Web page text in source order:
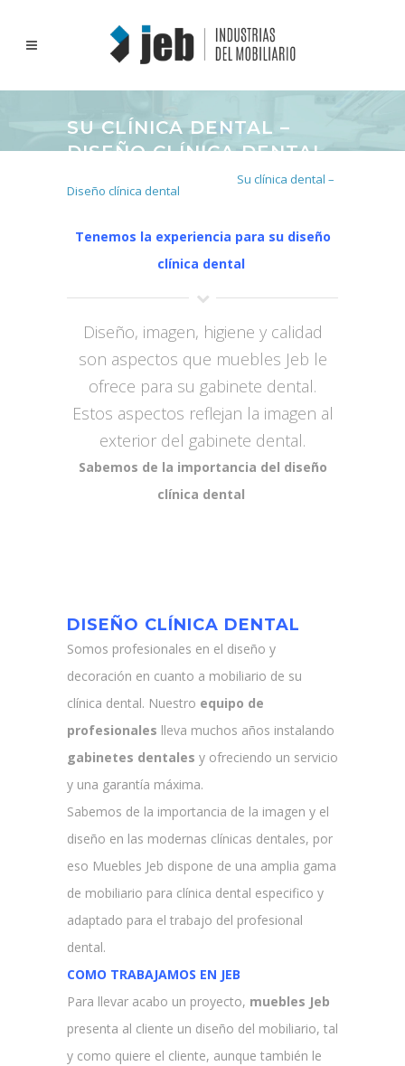
SU CLÍNICA DENTAL –
DISEÑO CLÍNICA DENTAL
Su clínica dental –
Diseño clínica dental
Tenemos la experiencia para su diseño
clínica dental
Diseño, imagen, higiene y calidad
son aspectos que muebles Jeb le
ofrece para su gabinete dental.
Estos aspectos reflejan la imagen al
exterior del gabinete dental.
Sabemos de la importancia del diseño
clínica dental
DISEÑO CLÍNICA DENTAL
Somos profesionales en el diseño y
decoración en cuanto a mobiliario de su
clínica dental. Nuestro equipo de
profesionales lleva muchos años instalando
gabinetes dentales y ofreciendo un servicio
y una garantía máxima.
Sabemos de la importancia de la imagen y el
diseño en las modernas clínicas dentales, por
eso Muebles Jeb dispone de una amplia gama
de mobiliario para clínica dental especifico y
adaptado para el trabajo del profesional
dental.
COMO TRABAJAMOS EN JEB
Para llevar acabo un proyecto, muebles Jeb
presenta al cliente un diseño del mobiliario, tal
y como quiere el cliente, aunque también le